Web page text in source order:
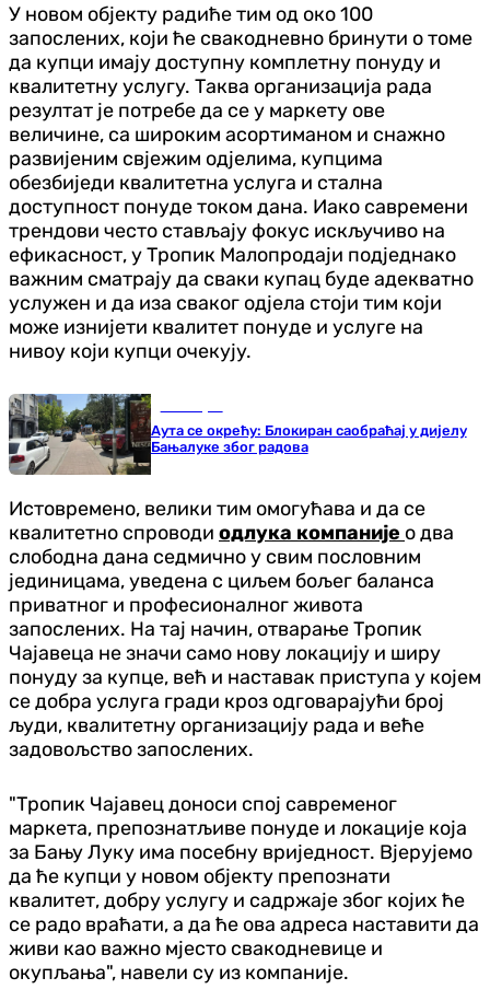
У новом објекту радиће тим од око 100
запослених, који ће свакодневно бринути о томе
да купци имају доступну комплетну понуду и
квалитетну услугу. Таква организација рада
резултат је потребе да се у маркету ове
величине, са широким асортиманом и снажно
развијеним свјежим одјелима, купцима
обезбиједи квалитетна услуга и стална
доступност понуде током дана. Иако савремени
трендови често стављају фокус искључиво на
ефикасност, у Тропик Малопродаји подједнако
важним сматрају да сваки купац буде адекватно
услужен и да иза сваког одјела стоји тим који
може изнијети квалитет понуде и услуге на
нивоу који купци очекују.
Аута се окрећу: Блокиран саобраћај у дијелу
Бањалуке због радова
Истовремено, велики тим омогућава и да се
квалитетно спроводи одлука компаније о два
слободна дана седмично у свим пословним
јединицама, уведена с циљем бољег баланса
приватног и професионалног живота
запослених. На тај начин, отварање Тропик
Чајавеца не значи само нову локацију и ширу
понуду за купце, већ и наставак приступа у којем
се добра услуга гради кроз одговарајући број
људи, квалитетну организацију рада и веће
задовољство запослених.
"Тропик Чајавец доноси спој савременог
маркета, препознатљиве понуде и локације која
за Бању Луку има посебну вриједност. Вјерујемо
да ће купци у новом објекту препознати
квалитет, добру услугу и садржаје због којих ће
се радо враћати, а да ће ова адреса наставити да
живи као важно мјесто свакодневице и
окупљања", навели су из компаније.